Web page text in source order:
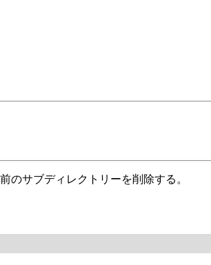
のサブディレクトリーを削除する。